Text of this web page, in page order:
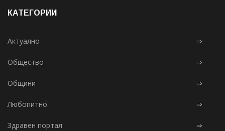
КАТЕГОРИИ
Актуално ⇒
Общество ⇒
Общини ⇒
Любопитно ⇒
Здравен портал ⇒